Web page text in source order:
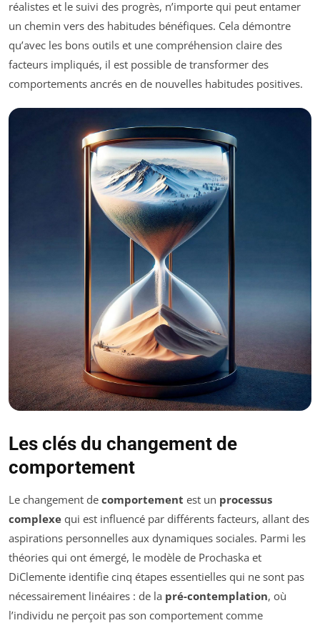
réalistes et le suivi des progrès, n’importe qui peut entamer
un chemin vers des habitudes bénéfiques. Cela démontre
qu’avec les bons outils et une compréhension claire des
facteurs impliqués, il est possible de transformer des
comportements ancrés en de nouvelles habitudes positives.
Les clés du changement de
comportement
Le changement de comportement est un processus
complexe qui est influencé par différents facteurs, allant des
aspirations personnelles aux dynamiques sociales. Parmi les
théories qui ont émergé, le modèle de Prochaska et
DiClemente identifie cinq étapes essentielles qui ne sont pas
nécessairement linéaires : de la pré-contemplation, où
l’individu ne perçoit pas son comportement comme